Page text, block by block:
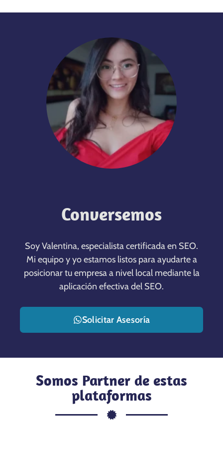
Conversemos
Soy Valentina, especialista certificada en SEO.
Mi equipo y yo estamos listos para ayudarte a
posicionar tu empresa a nivel local mediante la
aplicación efectiva del SEO.
Solicitar Asesoría
Somos Partner de estas
plataformas